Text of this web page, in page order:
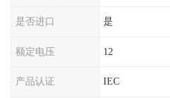
是否进口 是
额定电压 12
产品认证 IEC